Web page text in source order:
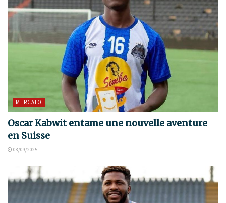
MERCATO
Oscar Kabwit entame une nouvelle aventure
en Suisse
08/09/2025